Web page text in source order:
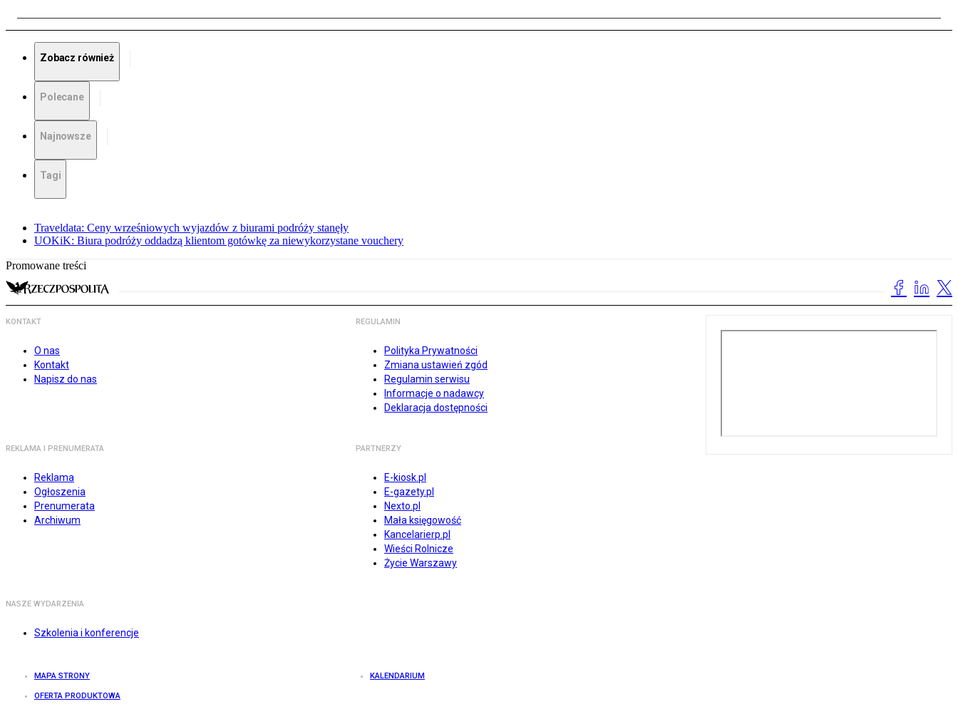
Zobacz również
Polecane
Najnowsze
Tagi
Traveldata: Ceny wrześniowych wyjazdów z biurami podróży stanęły
UOKiK: Biura podróży oddadzą klientom gotówkę za niewykorzystane vouchery
Promowane treści
KONTAKT
O nas
Kontakt
Napisz do nas
REGULAMIN
Polityka Prywatności
Zmiana ustawień zgód
Regulamin serwisu
Informacje o nadawcy
Deklaracja dostępności
REKLAMA I PRENUMERATA
Reklama
Ogłoszenia
Prenumerata
Archiwum
PARTNERZY
E-kiosk.pl
E-gazety.pl
Nexto.pl
Mała księgowość
Kancelarierp.pl
Wieści Rolnicze
Życie Warszawy
NASZE WYDARZENIA
Szkolenia i konferencje
MAPA STRONY KALENDARIUM
OFERTA PRODUKTOWA